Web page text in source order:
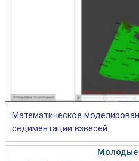
Математическое
седиментации взвесей
Молодые